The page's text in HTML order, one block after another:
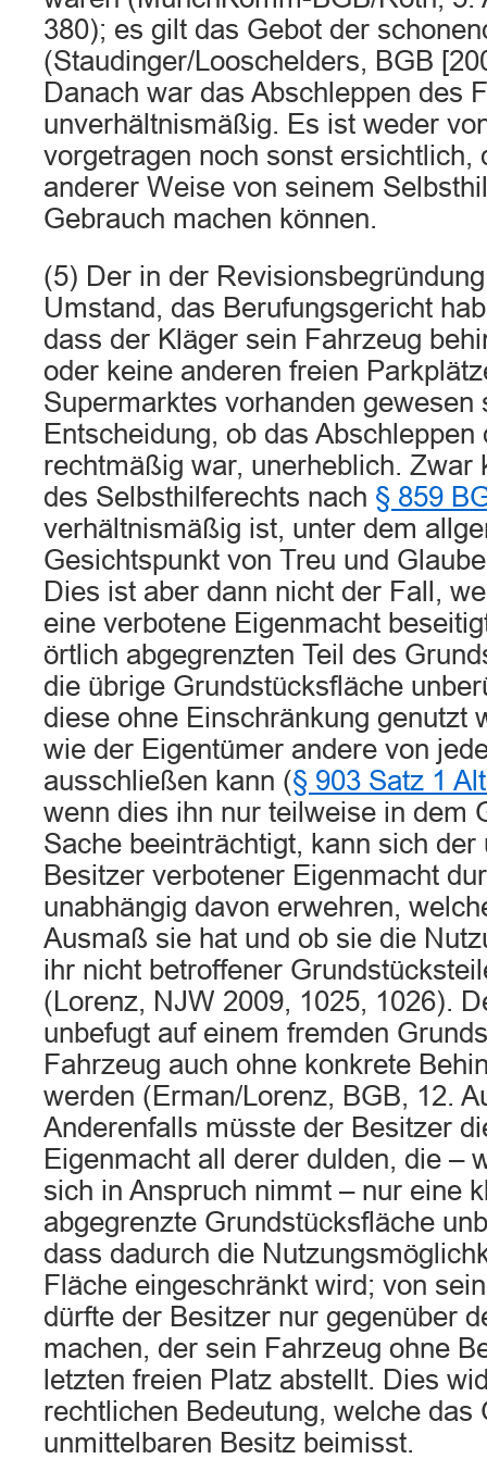
380); es gilt das Gebot der
(Staudinger/Looschelders, BGB
Danach war das Abschleppen des
unverhältnismäßig. Es ist weder
vorgetragen noch sonst ersichtlich,
anderer Weise von seinem
Gebrauch machen können.
(5) Der in der
Umstand, das Berufungsgericht
dass der Kläger sein Fahrzeug
oder keine anderen freien
Supermarktes vorhanden gewesen
Entscheidung, ob das
rechtmäßig war, unerheblich. Zwar
des Selbsthilferechts nach § 859
verhältnismäßig ist, unter dem
Gesichtspunkt von Treu und
Dies ist aber dann nicht der Fall,
eine verbotene Eigenmacht
örtlich abgegrenzten Teil des
die übrige Grundstücksfläche
diese ohne Einschränkung genutzt
wie der Eigentümer andere von
ausschließen kann (§ 903 Satz 1
wenn dies ihn nur teilweise in dem
Sache beeinträchtigt, kann sich der
Besitzer verbotener Eigenmacht
unabhängig davon erwehren,
Ausmaß sie hat und ob sie die
ihr nicht betroffener
(Lorenz, NJW 2009, 1025, 1026).
unbefugt auf einem fremden
Fahrzeug auch ohne konkrete
werden (Erman/Lorenz, BGB, 12.
Anderenfalls müsste der Besitzer
Eigenmacht all derer dulden, die –
sich in Anspruch nimmt – nur eine
abgegrenzte Grundstücksfläche
dass dadurch die
Fläche eingeschränkt wird; von
dürfte der Besitzer nur gegenüber
machen, der sein Fahrzeug ohne
letzten freien Platz abstellt. Dies
rechtlichen Bedeutung, welche das
unmittelbaren Besitz beimisst.